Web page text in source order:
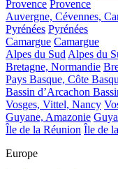
Provence Provence
Auvergne, Cévennes,
Pyrénées Pyrénées
Camargue Camargue
Alpes du SudAlpes du
Bretagne, Normandie
Pays Basque, Côte
Bassin d’Arcachon
Vosges, Vittel, Nancy
Guyane, Amazonie
Île de la Réunion Île de
Europe